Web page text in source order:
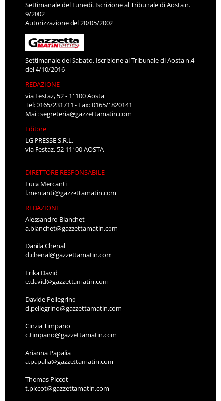
Settimanale del Lunedì. Iscrizione al Tribunale di Aosta n.
9/2002
Autorizzazione del 20/05/2002
Settimanale del Sabato. Iscrizione al Tribunale di Aosta n.4
del 4/10/2016
REDAZIONE
via Festaz, 52 - 11100 Aosta
Tel: 0165/231711 - Fax: 0165/1820141
Mail:segreteria@gazzettamatin.com
Editore
LG PRESSE S.R.L.
via Festaz, 52 11100 AOSTA
DIRETTORE RESPONSABILE
Luca Mercanti
l.mercanti@gazzettamatin.com
REDAZIONE
Alessandro Bianchet
a.bianchet@gazzettamatin.com
Danila Chenal
d.chenal@gazzettamatin.com
Erika David
e.david@gazzettamatin.com
Davide Pellegrino
d.pellegrino@gazzettamatin.com
Cinzia Timpano
c.timpano@gazzettamatin.com
Arianna Papalia
a.papalia@gazzettamatin.com
Thomas Piccot
t.piccot@gazzettamatin.com